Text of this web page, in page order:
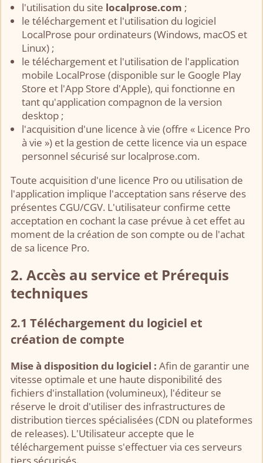
l'utilisation du site localprose.com ;
le téléchargement et l'utilisation du logiciel
LocalProse pour ordinateurs (Windows, macOS et
Linux) ;
le téléchargement et l'utilisation de l'application
mobile LocalProse (disponible sur le Google Play
Store et l'App Store d'Apple), qui fonctionne en
tant qu'application compagnon de la version
desktop ;
l'acquisition d'une licence à vie (offre « Licence Pro
à vie ») et la gestion de cette licence via un espace
personnel sécurisé sur localprose.com.
Toute acquisition d'une licence Pro ou utilisation de
l'application implique l'acceptation sans réserve des
présentes CGU/CGV. L'utilisateur confirme cette
acceptation en cochant la case prévue à cet effet au
moment de la création de son compte ou de l'achat
de sa licence Pro.
2. Accès au service et Prérequis
techniques
2.1 Téléchargement du logiciel et
création de compte
Mise à disposition du logiciel : Afin de garantir une
vitesse optimale et une haute disponibilité des
fichiers d'installation (volumineux), l'éditeur se
réserve le droit d'utiliser des infrastructures de
distribution tierces spécialisées (CDN ou plateformes
de releases). L'Utilisateur accepte que le
téléchargement puisse s'effectuer via ces serveurs
tiers sécurisés.